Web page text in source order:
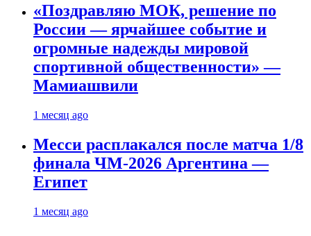
«Поздравляю МОК, решение по
России — ярчайшее событие и
огромные надежды мировой
спортивной общественности» —
Мамиашвили
1 месяц ago
Месси расплакался после матча 1/8
финала ЧМ-2026 Аргентина —
Египет
1 месяц ago